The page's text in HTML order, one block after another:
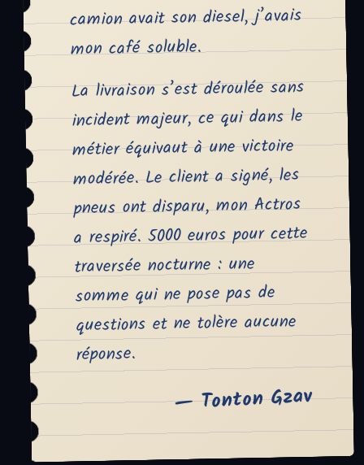
camion avait son diesel, j’avais
mon café soluble.
La livraison s’est déroulée sans
incident majeur, ce qui dans le
métier équivaut à une victoire
modérée. Le client a signé, les
pneus ont disparu, mon Actros
a respiré. 5000 euros pour cette
traversée nocturne : une
somme qui ne pose pas de
questions et ne tolère aucune
réponse.
— Tonton Gzav